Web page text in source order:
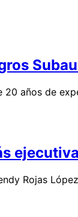
20 años de
Rojas